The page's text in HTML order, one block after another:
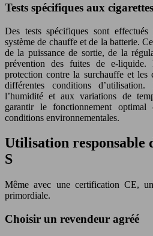
Tests spécifiques aux
Des tests spécifiques sont
système de chauffe et de la batterie.
de la puissance de sortie, de la
prévention des fuites de e-
protection contre la surchauffe et les
différentes conditions
l’humidité et aux variations de
garantir le fonctionnement optimal
conditions environnementales.
Utilisation responsable
S
Même avec une certification CE,
primordiale.
Choisir un revendeur agréé